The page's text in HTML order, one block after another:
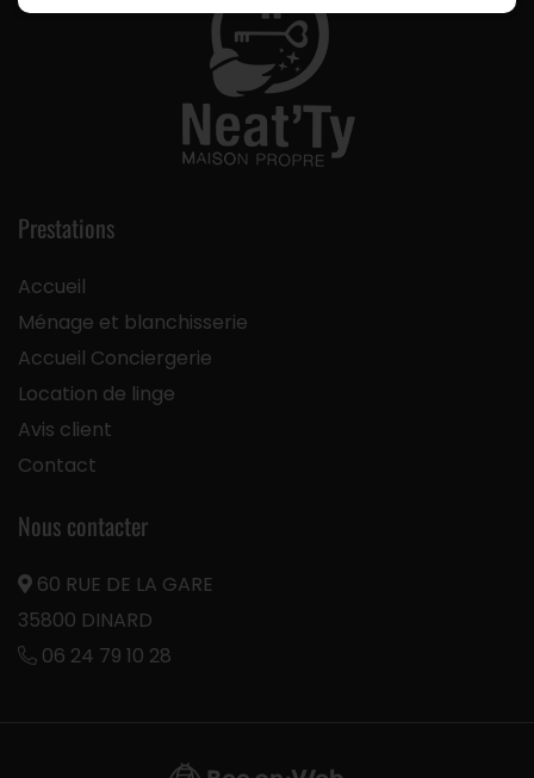
Prestations
Accueil
Ménage et blanchisserie
Accueil Conciergerie
Location de linge
Avis client
Contact
Nous contacter
60 RUE DE LA GARE
35800 DINARD
06 24 79 10 28